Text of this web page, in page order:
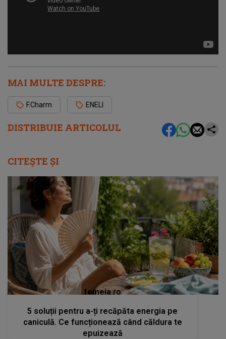
DISTRIBUIE ARTICOLUL
MAI MULTE DESPRE:
F.Charm ENELI
CITEȘTE ȘI
femeia.ro
5 soluții pentru a-ți recăpăta energia pe
caniculă. Ce funcționează când căldura te
epuizează